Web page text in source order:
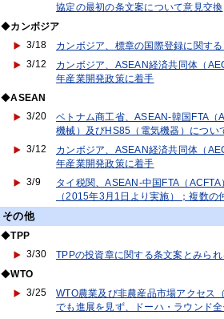
協定の最初の条文案について意見交換
◆カンボジア
3/18
カンボジア、標章の国際登録に関す
3/12
カンボジア、ASEAN経済共同体（
年産業開発政策に着手
◆ASEAN
3/20
ベトナム商工省、ASEAN-韓国FTA
機械）及びHS85（電気機器）につ
3/12
カンボジア、ASEAN経済共同体（
年産業開発政策に着手
3/9
タイ税関、ASEAN-中国FTA（
（2015年3月1日より実施）；複数
その他
◆TPP
3/30
TPPの投資章に関する条文案とみら
◆WTO
3/25
WTO農業及び非農産品市場アクセス
でも進展を見ず、ドーハ・ラウンド